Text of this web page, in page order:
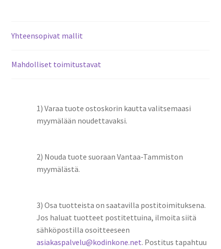
Yhteensopivat mallit
Mahdolliset toimitustavat
1) Varaa tuote ostoskorin kautta valitsemaasi
myymälään noudettavaksi.
2) Nouda tuote suoraan Vantaa-Tammiston
myymälästä.
3) Osa tuotteista on saatavilla postitoimituksena.
Jos haluat tuotteet postitettuina, ilmoita siitä
sähköpostilla osoitteeseen
asiakaspalvelu@kodinkone.net. Postitus tapahtuu